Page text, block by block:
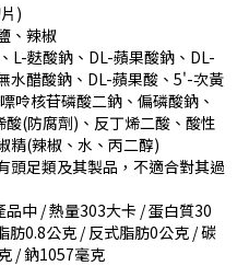
)
、辣椒
L-麩酸鈉、DL-蘋果酸鈉、DL-
水醋酸鈉、DL-蘋果酸、5'-次黃
呤核苷磷酸二鈉、偏磷酸鈉、
(防腐劑)、反丁烯二酸、酸性
精(辣椒、水、丙二醇)
頭足類及其製品，不適合對其過
品中 / 熱量303大卡 / 蛋白質30
肪0.8公克 / 反式脂肪0公克 / 碳
/ 鈉1057毫克